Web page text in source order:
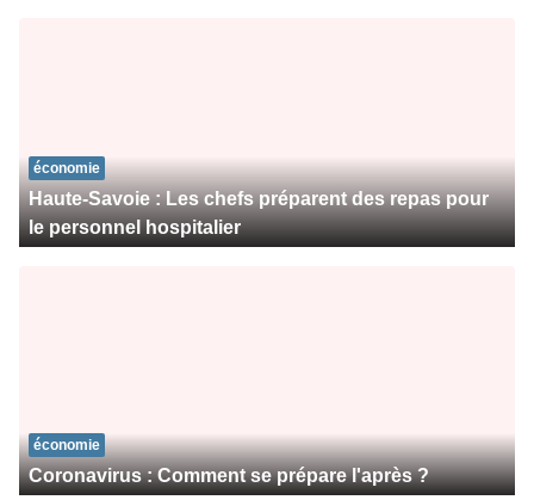
économie
Haute-Savoie : Les chefs préparent des repas pour
le personnel hospitalier
économie
Coronavirus : Comment se prépare l'après ?